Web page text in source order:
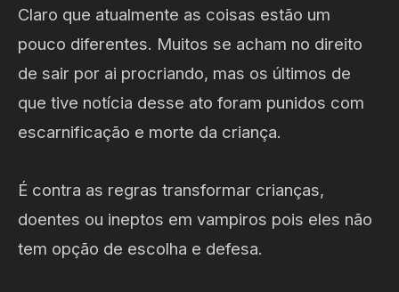
Claro que atualmente as coisas estão um
pouco diferentes. Muitos se acham no direito
de sair por ai procriando, mas os últimos de
que tive notícia desse ato foram punidos com
escarnificação e morte da criança.
É contra as regras transformar crianças,
doentes ou ineptos em vampiros pois eles não
tem opção de escolha e defesa.